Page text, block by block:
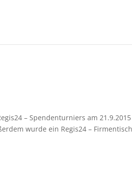
– Spendenturniers am
wurde ein Regis24 –